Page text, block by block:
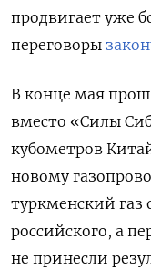
продвигает уже
переговоры
В конце мая
вместо «Силы
кубометров
новому
туркменский газ
российского, а
не принесли